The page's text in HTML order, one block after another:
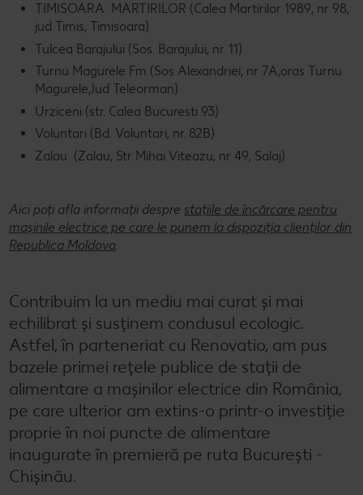
TIMISOARA MARTIRILOR (Calea Martirilor 1989, nr 98,
jud Timis, Timisoara)
Tulcea Barajului (Sos. Barajului, nr. 11)
Turnu Magurele Fm (Sos Alexandriei, nr 7A,oras Turnu
Magurele,Jud Teleorman)
Urziceni (str. Calea Bucuresti 93)
Voluntari (Bd. Voluntari, nr. 82B)
Zalau (Zalau, Str Mihai Viteazu, nr 49, Salaj)
Aici poți afla informații despre stațiile de încărcare pentru
mașinile electrice pe care le punem la dispoziția clienților din
Republica Moldova
Contribuim la un mediu mai curat și mai
echilibrat și susținem condusul ecologic.
Astfel, în parteneriat cu Renovatio, am pus
bazele primei rețele publice de stații de
alimentare a mașinilor electrice din România,
pe care ulterior am extins-o printr-o investiție
proprie în noi puncte de alimentare
inaugurate în premieră pe ruta București -
Chișinău.